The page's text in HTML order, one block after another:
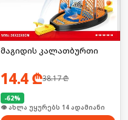
მაგიდის კალათბურთი
14.4₾38.17₾
-62%
🛒 ბოლო 24სთ-ში იყიდა 17-მა